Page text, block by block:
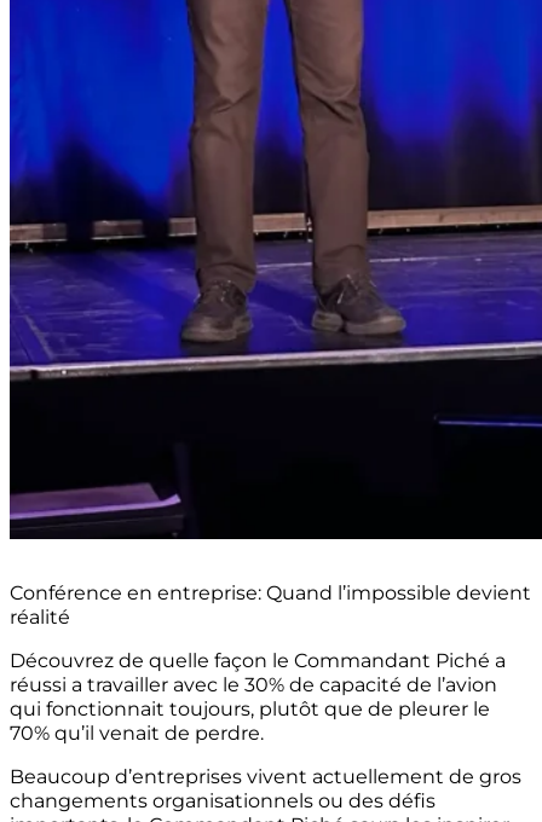
Conférence en entreprise: Quand l’impossible devient
réalité
Découvrez de quelle façon le Commandant Piché a
réussi a travailler avec le 30% de capacité de l’avion
qui fonctionnait toujours, plutôt que de pleurer le
70% qu’il venait de perdre.
Beaucoup d’entreprises vivent actuellement de gros
changements organisationnels ou des défis